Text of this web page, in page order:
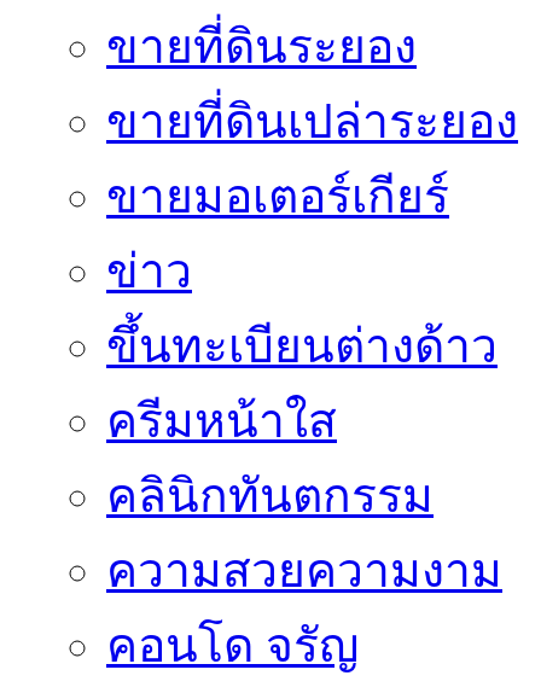
ขายที่ดินระยอง
ขายที่ดินเปล่าระยอง
ขายมอเตอร์เกียร์
ข่าว
ขึ้นทะเบียนต่างด้าว
ครีมหน้าใส
คลินิกทันตกรรม
ความสวยความงาม
คอนโด จรัญ